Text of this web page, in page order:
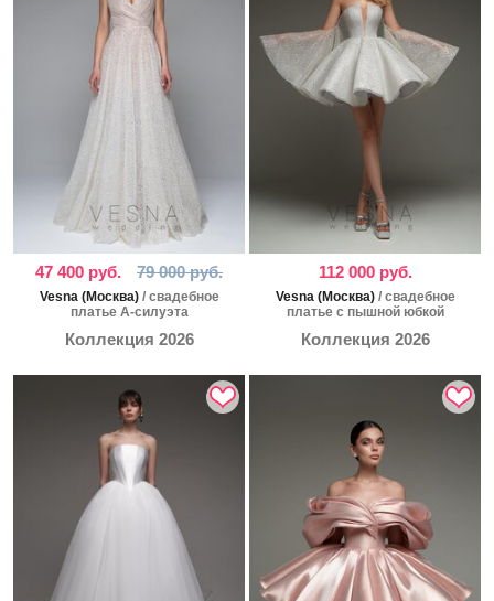
47 400 руб. 79 000 руб.
Vesna (Москва)/ свадебное
платье А-силуэта
Коллекция 2026
112 000 руб.
Vesna (Москва)/ свадебное
платье с пышной юбкой
Коллекция 2026